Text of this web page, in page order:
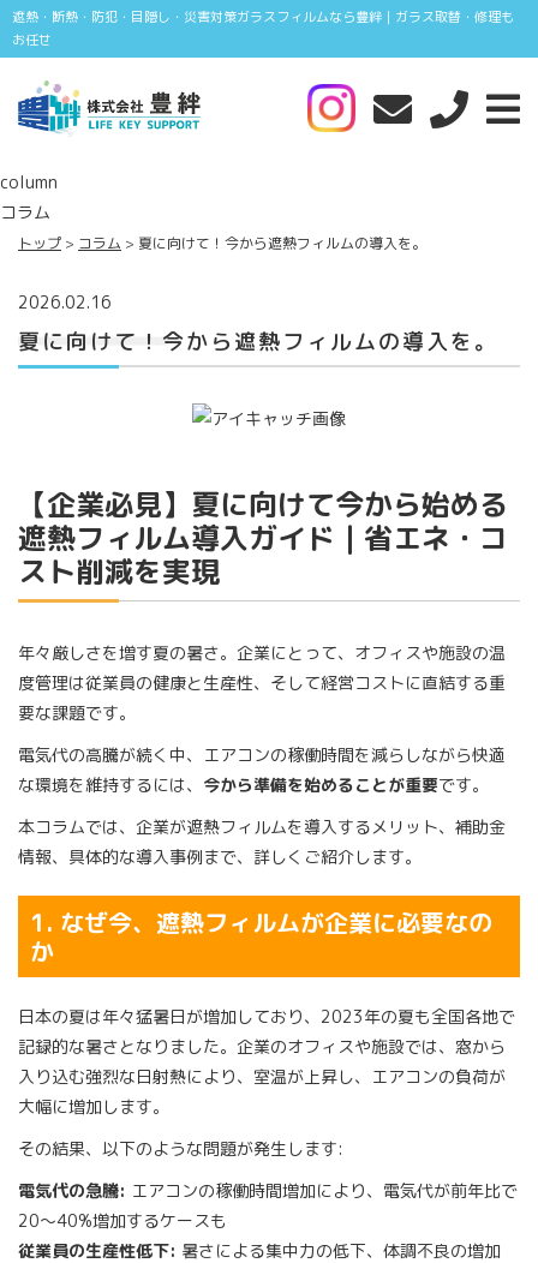
遮熱・断熱・防犯・目隠し・災害対策ガラスフィルムなら豊絆｜ガラス取替・修理も
お任せ
column
コラム
トップ コラム 夏に向けて！今から遮熱フィルムの導入を。
2026.02.16
夏に向けて！今から遮熱フィルムの導入を。
【企業必見】夏に向けて今から始める
遮熱フィルム導入ガイド｜省エネ・コ
スト削減を実現
年々厳しさを増す夏の暑さ。企業にとって、オフィスや施設の温
度管理は従業員の健康と生産性、そして経営コストに直結する重
要な課題です。
電気代の高騰が続く中、エアコンの稼働時間を減らしながら快適
な環境を維持するには、 今から準備を始めることが重要です。
本コラムでは、企業が遮熱フィルムを導入するメリット、補助金
情報、具体的な導入事例まで、詳しくご紹介します。
1. なぜ今、遮熱フィルムが企業に必要なの
か
日本の夏は年々猛暑日が増加しており、2023年の夏も全国各地で
記録的な暑さとなりました。企業のオフィスや施設では、窓から
入り込む強烈な日射熱により、室温が上昇し、エアコンの負荷が
大幅に増加します。
その結果、以下のような問題が発生します:
電気代の急騰: エアコンの稼働時間増加により、電気代が前年比で
20〜40%増加するケースも
従業員の生産性低下: 暑さによる集中力の低下、体調不良の増加